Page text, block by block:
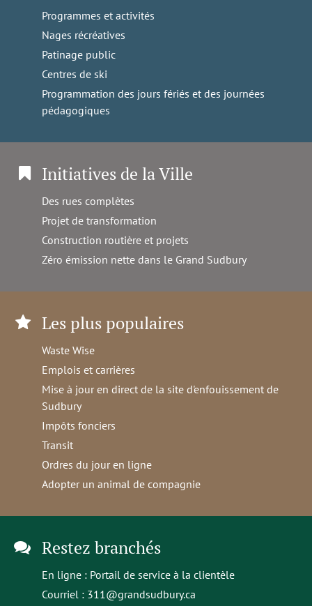
Programmes et activités
Nages récréatives
Patinage public
Centres de ski
Programmation des jours fériés et des journées
pédagogiques
Initiatives de la Ville
Des rues complètes
Projet de transformation
Construction routière et projets
Zéro émission nette dans le Grand Sudbury
Les plus populaires
Waste Wise
Emplois et carrières
Mise à jour en direct de la site d'enfouissement de
Sudbury
Impôts fonciers
Transit
Ordres du jour en ligne
Adopter un animal de compagnie
Restez branchés
En ligne : Portail de service à la clientèle
Courriel : 311@grandsudbury.ca